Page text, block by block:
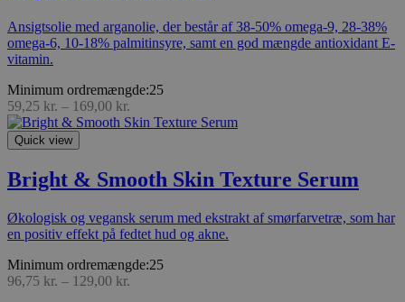
Ansigtsolie med arganolie, der består af 38-50% omega-9, 28-38%
omega-6, 10-18% palmitinsyre, samt en god mængde antioxidant E-
vitamin.
Minimum ordremængde:25
59,25 kr. – 169,00 kr.
Quick view
Bright & Smooth Skin Texture Serum
Økologisk og vegansk serum med ekstrakt af smørfarvetræ, som har
en positiv effekt på fedtet hud og akne.
Minimum ordremængde:25
96,75 kr. – 129,00 kr.